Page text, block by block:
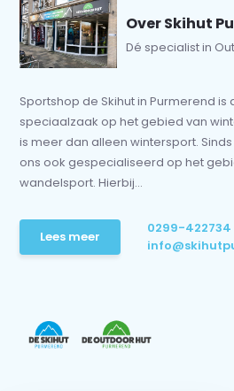
Over Skihut
Dé specialist in
Sportshop de Skihut in Purmerend is
speciaalzaak op het gebied van
is meer dan alleen wintersport.
ons ook gespecialiseerd op het
wandelsport. Hierbij...
Lees meer
0299-422734